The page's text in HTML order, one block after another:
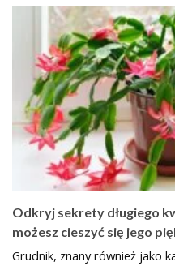
Odkryj sekrety długiego
możesz cieszyć się jego
Grudnik, znany również jako